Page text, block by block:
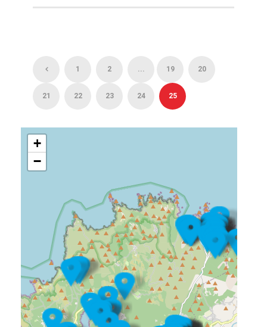
1 2 ... 19 20
21 22 23 24 25
+
−